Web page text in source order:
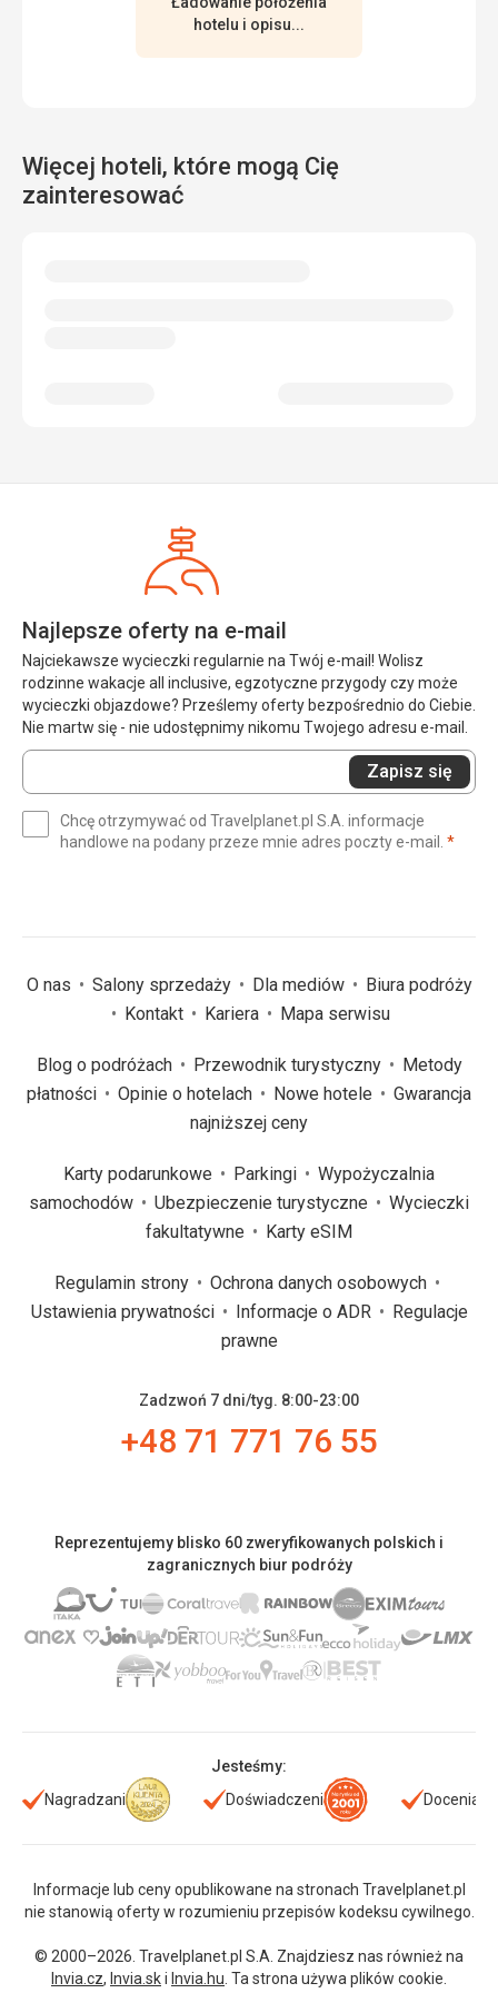
hotelu i opisu...
Więcej hoteli, które mogą Cię
zainteresować
Najlepsze oferty na e-mail
Najciekawsze wycieczki regularnie na Twój e-mail! Wolisz
rodzinne wakacje all inclusive, egzotyczne przygody czy może
wycieczki objazdowe? Prześlemy oferty bezpośrednio do Ciebie.
Nie martw się - nie udostępnimy nikomu Twojego adresu e-mail.
Wprowadź
swój
(wymagane)
Zapisz się
Chcę otrzymywać od Travelplanet.pl S.A. informacje
handlowe na podany przeze mnie adres poczty e-mail. *
O nas Salony sprzedaży Dla mediów
Biura podróży
Kontakt
Kariera Mapa serwisu
Blog o podróżach Przewodnik turystyczny
Metody
płatności
Opinie o hotelach Nowe hotele
Gwarancja
najniższej ceny
Karty podarunkowe Parkingi
Wypożyczalnia
samochodów
Ubezpieczenie turystyczne
Wycieczki
fakultatywne
Karty eSIM
Regulamin strony
Ochrona danych osobowych
Ustawienia prywatności
Informacje o ADR
Regulacje
prawne
Zadzwoń 7 dni/tyg. 8:00-23:00
+48 71 771 76 55
Reprezentujemy blisko 60 zweryfikowanych polskich i
zagranicznych biur podróży
Jesteśmy:
Nagradzani
Doświadczeni Doceniani
Informacje lub ceny opublikowane na stronach Travelplanet.pl
nie stanowią oferty w rozumieniu przepisów kodeksu cywilnego.
© 2000–2026. Travelplanet.pl S.A. Znajdziesz nas również na
Invia.cz, Invia.ski Invia.hu . Ta strona używa plików cookie.